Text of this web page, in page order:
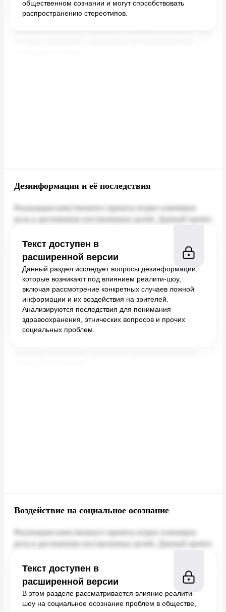
общественном сознании и могут способствовать
распространению стереотипов.
Дезинформация и её последствия
Текст доступен в
расширенной версии
Данный раздел исследует вопросы дезинформации,
которые возникают под влиянием реалити-шоу,
включая рассмотрение конкретных случаев ложной
информации и их воздействия на зрителей.
Анализируются последствия для понимания
здравоохранения, этнических вопросов и прочих
социальных проблем.
Воздействие на социальное осознание
Текст доступен в
расширенной версии
В этом разделе рассматривается влияние реалити-
шоу на социальное осознание проблем в обществе,